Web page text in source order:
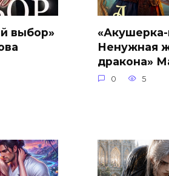
выбор»
Ненужная
дракона»
0 5